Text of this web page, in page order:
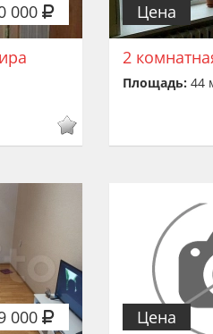
000 Цена
2
Площадь: 44
000 Цена